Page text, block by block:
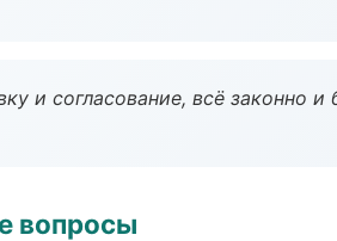
и согласование, всё законно и
вопросы